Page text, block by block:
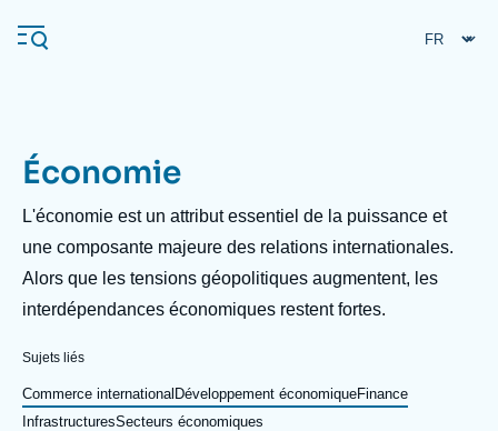
au
contenu
Navigation
principale
Analyses
Événements
À propos de l'Ifri
L'Ifri en bref Proche-Orient
Économie
Description
L'économie est un attribut essentiel de la puissance et
une composante majeure des relations internationales.
Alors que les tensions géopolitiques augmentent, les
interdépendances économiques restent fortes.
Sujets liés
Commerce international Développement économiqueFinance
InfrastructuresSecteurs économiques